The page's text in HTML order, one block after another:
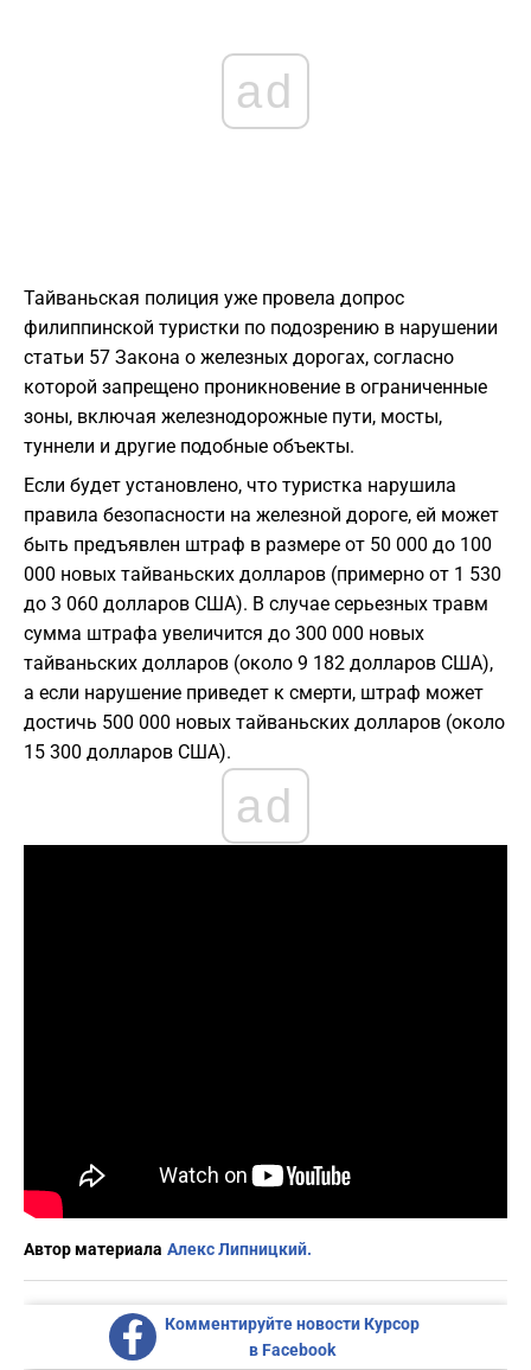
ad
Тайваньская полиция уже провела допрос
филиппинской туристки по подозрению в нарушении
статьи 57 Закона о железных дорогах, согласно
которой запрещено проникновение в ограниченные
зоны, включая железнодорожные пути, мосты,
туннели и другие подобные объекты.
Если будет установлено, что туристка нарушила
правила безопасности на железной дороге, ей может
быть предъявлен штраф в размере от 50 000 до 100
000 новых тайваньских долларов (примерно от 1 530
до 3 060 долларов США). В случае серьезных травм
сумма штрафа увеличится до 300 000 новых
тайваньских долларов (около 9 182 долларов США),
а если нарушение приведет к смерти, штраф может
достичь 500 000 новых тайваньских долларов (около
15 300 долларов США).
ad
Автор материала Алекс Липницкий.
Комментируйте новости Курсор
в Facebook